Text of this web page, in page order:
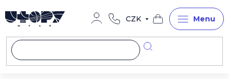
na
obsah
CZK
Nákupní
košík